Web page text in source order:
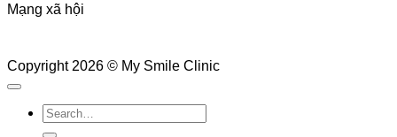
Mạng xã hội
Copyright 2026 © My Smile Clinic